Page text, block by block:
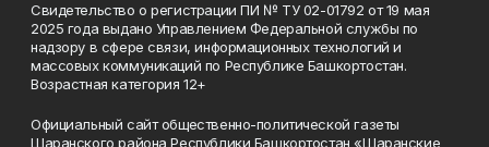
Свидетельство о регистрации ПИ № ТУ 02-01792 от 19 мая
2025 года выдано Управлением Федеральной службы по
надзору в сфере связи, информационных технологий и
массовых коммуникаций по Республике Башкортостан.
Возрастная категория 12+
Официальный сайт общественно-политической газеты
Шаранского района Республики Башкортостан «Шаранские